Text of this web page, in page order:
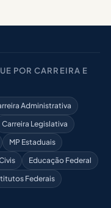
POR CARREIRA E
Administrativa
Carreira Legislativa
MP Estaduais
Educação Federal
Federais